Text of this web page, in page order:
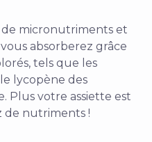
de micronutriments et
absorberez grâce
tels que les
lycopène des
Plus votre assiette est
de nutriments !